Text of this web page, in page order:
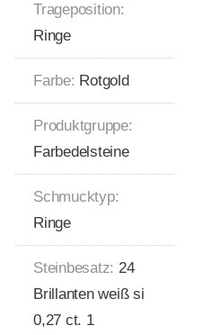
Trageposition:
Ringe
Farbe: Rotgold
Produktgruppe:
Farbedelsteine
Schmucktyp:
Ringe
Steinbesatz: 24
Brillanten weiß si
0,27 ct. 1